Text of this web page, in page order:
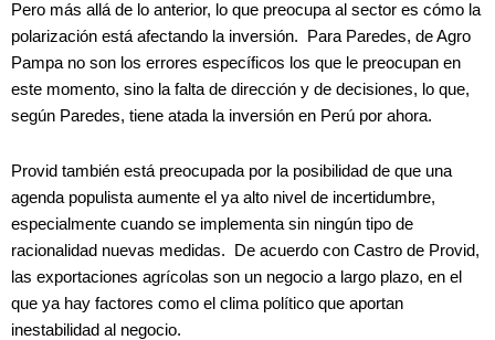
Pero más allá de lo anterior, lo que preocupa al sector es cómo la
polarización está afectando la inversión. Para Paredes, de Agro
Pampa no son los errores específicos los que le preocupan en
este momento, sino la falta de dirección y de decisiones, lo que,
según Paredes, tiene atada la inversión en Perú por ahora.
Provid también está preocupada por la posibilidad de que una
agenda populista aumente el ya alto nivel de incertidumbre,
especialmente cuando se implementa sin ningún tipo de
racionalidad nuevas medidas. De acuerdo con Castro de Provid,
las exportaciones agrícolas son un negocio a largo plazo, en el
que ya hay factores como el clima político que aportan
inestabilidad al negocio.